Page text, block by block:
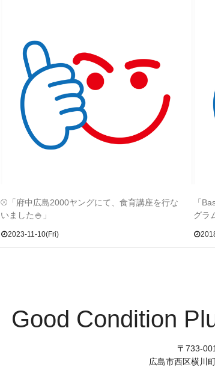
⚾「府中広島2000ヤングにて、食育講座を行な
いました🍚」
2023-11-10(Fri)
「
グラ
Good Condition
〒733-
広島市西区横川